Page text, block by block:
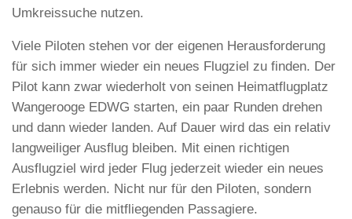
Umkreissuche nutzen.
Viele Piloten stehen vor der eigenen Herausforderung
für sich immer wieder ein neues Flugziel zu finden. Der
Pilot kann zwar wiederholt von seinen Heimatflugplatz
Wangerooge EDWG starten, ein paar Runden drehen
und dann wieder landen. Auf Dauer wird das ein relativ
langweiliger Ausflug bleiben. Mit einen richtigen
Ausflugziel wird jeder Flug jederzeit wieder ein neues
Erlebnis werden. Nicht nur für den Piloten, sondern
genauso für die mitfliegenden Passagiere.